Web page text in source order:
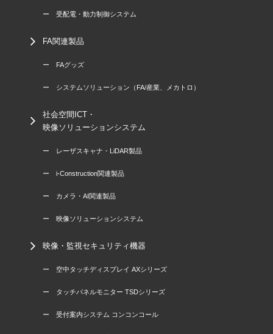
ー 受配電・動力制御システム
FA関連製品
ー FAグッズ
ー システムソリューション（FA/産業、メカトロ）
社会空間ICT・
映像ソリューションシステム
ー レーザスキャナ・LiDAR製品
ー i-Construction関連製品
ー カメラ・AI関連製品
ー 映像ソリューションシステム
映像・監視セキュリティ機器
ー 空中タッチディスプレイ AXシリーズ
ー タッチパネルモニター TSDシリーズ
ー 受付案内システム コンコンコール